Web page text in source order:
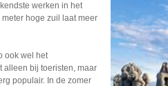
werken in het
hoge zuil laat meer
ook wel het
alleen bij toeristen, maar
populair. In de zomer